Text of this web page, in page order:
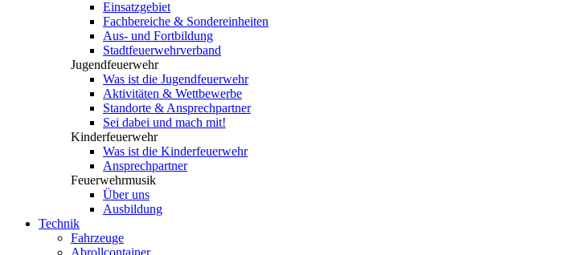
Einsatzgebiet
Fachbereiche & Sondereinheiten
Aus- und Fortbildung
Stadtfeuerwehrverband
Jugendfeuerwehr
Was ist die Jugendfeuerwehr
Aktivitäten & Wettbewerbe
Standorte & Ansprechpartner
Sei dabei und mach mit!
Kinderfeuerwehr
Was ist die Kinderfeuerwehr
Ansprechpartner
Feuerwehrmusik
Über uns
Ausbildung
Technik
Fahrzeuge
Abrollcontainer